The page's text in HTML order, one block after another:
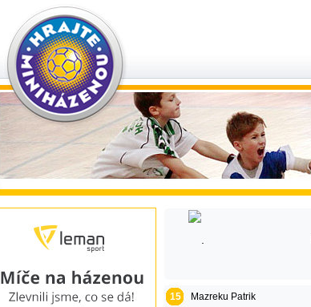
15
Mazreku Patrik